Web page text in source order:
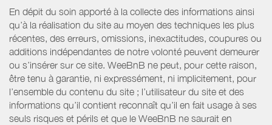
En dépit du soin apporté à la collecte des informations ainsi
qu’à la réalisation du site au moyen des techniques les plus
récentes, des erreurs, omissions, inexactitudes, coupures ou
additions indépendantes de notre volonté peuvent demeurer
ou s’insérer sur ce site. WeeBnB ne peut, pour cette raison,
être tenu à garantie, ni expressément, ni implicitement, pour
l’ensemble du contenu du site ; l’utilisateur du site et des
informations qu’il contient reconnaît qu’il en fait usage à ses
seuls risques et périls et que le WeeBnB ne saurait en